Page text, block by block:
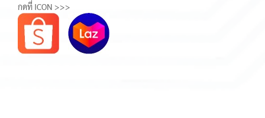
กดที่ ICON >>>